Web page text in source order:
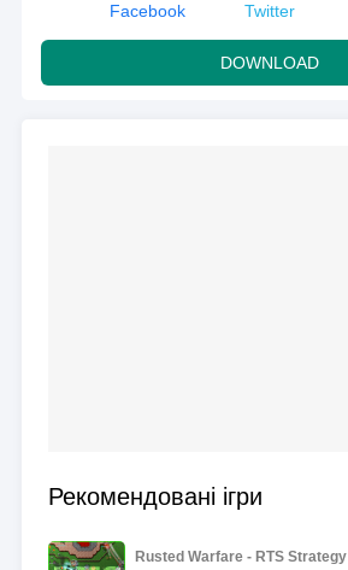
Facebook Twitter
DOWNLOAD
Рекомендовані ігри
Rusted Warfare - RTS Strategy